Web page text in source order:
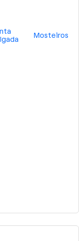
Mosteiros